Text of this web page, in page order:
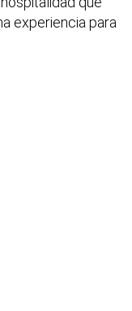
experiencia para